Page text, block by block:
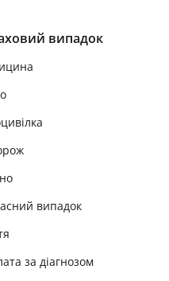
випадок
випадок
за діагнозом